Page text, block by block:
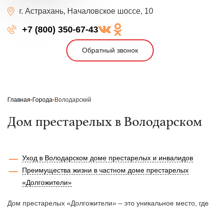
г. Астрахань, Началовское шоссе, 10
+7 (800) 350-67-43
Обратный звонок
Главная Города Володарский
Дом престарелых в Володарском
Уход в Володарском доме престарелых и инвалидов
Преимущества жизни в частном доме престарелых
«Долгожители»
Дом престарелых «Долгожители» – это уникальное место, где